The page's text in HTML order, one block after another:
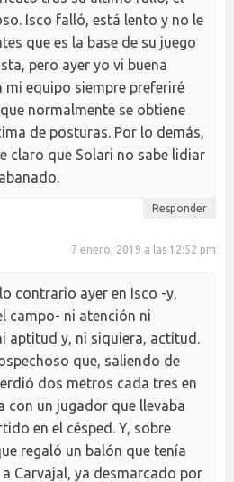
Isco falló, está lento y no le
que es la base de su juego
pero ayer yo vi buena
mi equipo siempre preferiré
normalmente se obtiene
de posturas. Por lo demás,
claro que Solari no sabe lidiar
Responder
7 enero, 2019 a las 12:52 pm
contrario ayer en Isco -y,
campo- ni atención ni
aptitud y, ni siquiera, actitud.
que, saliendo de
dos metros cada tres en
con un jugador que llevaba
en el césped. Y, sobre
regaló un balón que tenía
Carvajal, ya desmarcado por